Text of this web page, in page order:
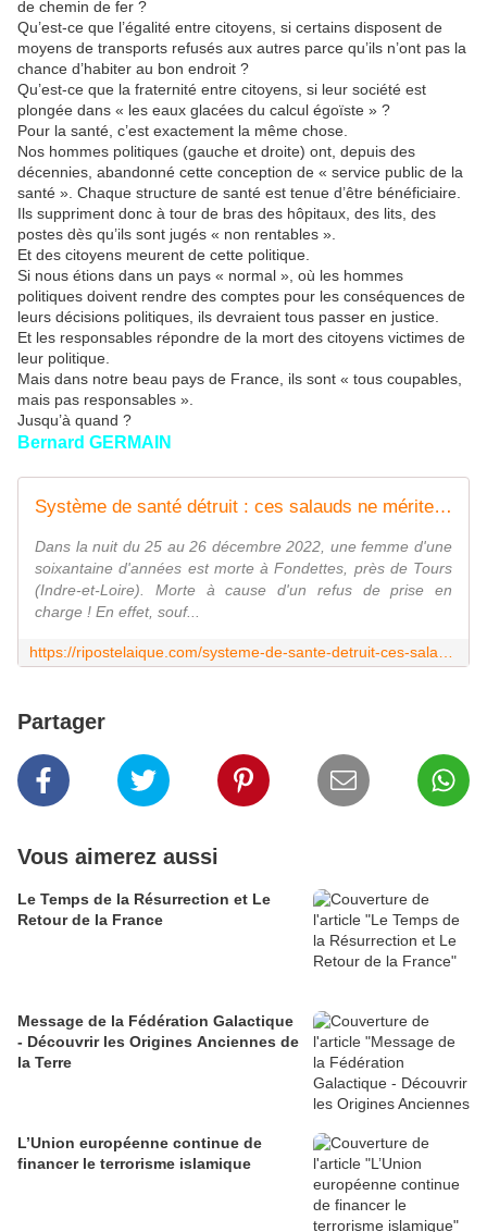
de chemin de fer ?
Qu’est-ce que l’égalité entre citoyens, si certains disposent de
moyens de transports refusés aux autres parce qu’ils n’ont pas la
chance d’habiter au bon endroit ?
Qu’est-ce que la fraternité entre citoyens, si leur société est
plongée dans « les eaux glacées du calcul égoïste » ?
Pour la santé, c’est exactement la même chose.
Nos hommes politiques (gauche et droite) ont, depuis des
décennies, abandonné cette conception de « service public de la
santé ». Chaque structure de santé est tenue d’être bénéficiaire.
Ils suppriment donc à tour de bras des hôpitaux, des lits, des
postes dès qu’ils sont jugés « non rentables ».
Et des citoyens meurent de cette politique.
Si nous étions dans un pays « normal », où les hommes
politiques doivent rendre des comptes pour les conséquences de
leurs décisions politiques, ils devraient tous passer en justice.
Et les responsables répondre de la mort des citoyens victimes de
leur politique.
Mais dans notre beau pays de France, ils sont « tous coupables,
mais pas responsables ».
Jusqu’à quand ?
Bernard GERMAIN
Système de santé détruit : ces salauds ne méritent que la corde !
Dans la nuit du 25 au 26 décembre 2022, une femme d'une
soixantaine d'années est morte à Fondettes, près de Tours
(Indre-et-Loire). Morte à cause d'un refus de prise en
charge ! En effet, souf...
Partager
Vous aimerez aussi
Le Temps de la Résurrection et Le
Retour de la France
Message de la Fédération Galactique
- Découvrir les Origines Anciennes de
la Terre
L’Union européenne continue de
financer le terrorisme islamique